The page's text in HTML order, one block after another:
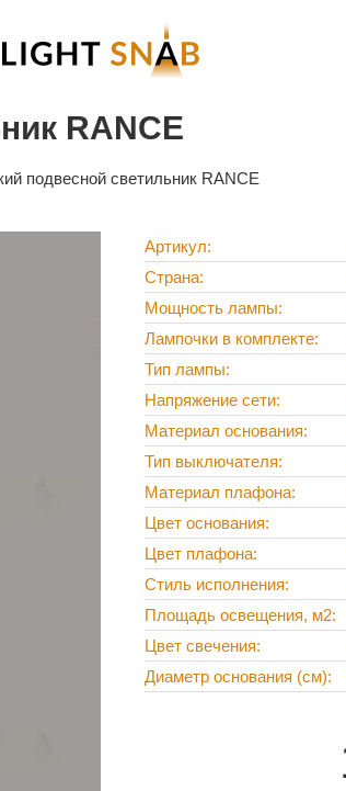
RANCE
подвесной светильник RANCE
Артикул
Страна
Мощность лампы
Лампочки в комплекте
Тип лампы
Напряжение сети
Материал основания
Тип выключателя
Материал плафона
Цвет основания
Цвет плафона
Стиль исполнения
Площадь освещения, м2
Цвет свечения
Диаметр основания (см)